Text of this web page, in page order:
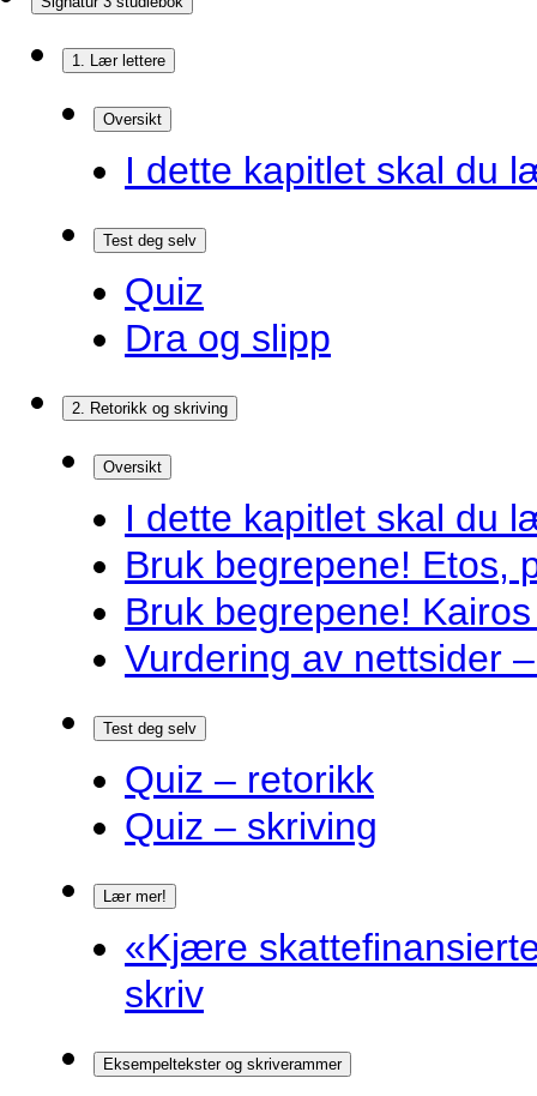
1. Lær lettere
Oversikt
I dette kapitlet skal du
Test deg selv
Quiz
Dra og slipp
2. Retorikk og skriving
Oversikt
I dette kapitlet skal du
Bruk begrepene! Etos,
Bruk begrepene!
Vurdering av nettsider
Test deg selv
Quiz – retorikk
Quiz – skriving
Lær mer!
«Kjære
skriv
Eksempeltekster og skriverammer